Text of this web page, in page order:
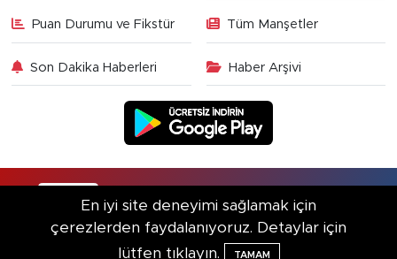
Puan Durumu ve Fikstür Tüm Manşetler
Son Dakika Haberleri Haber Arşivi
Haber Yazılımı:TE Bilişim
En iyi site deneyimi sağlamak için
çerezlerden faydalanıyoruz. Detaylar için
lütfen tıklayın.
TAMAM